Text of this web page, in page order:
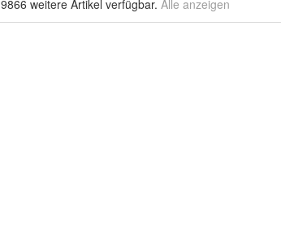
weitere Artikel verfügbar. Alle anzeigen